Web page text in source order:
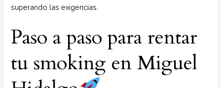
superando las exigencias.
Paso a paso para rentar
tu smoking en Miguel